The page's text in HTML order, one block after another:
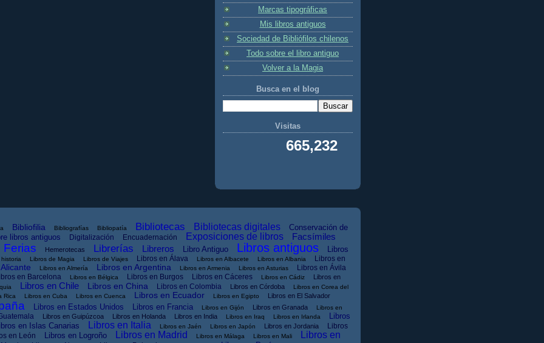
Marcas tipográficas
Mis libros antiguos
Sociedad de Bibliófilos chilenos
Todo sobre el libro antiguo
Volver a la Magia
Busca en el blog
Visitas
665,232
Bibliofilia Bibliografías Bibliopatía Bibliotecas Bibliotecas digitales
Conservación de
libros antiguos Digitalización Encuadernación Exposiciones de libros Facsímiles
Ferias Hemerotecas Librerías Libreros Libro Antiguo Libros antiguos
Libros
Libros de Magia Libros de Viajes Libros en Álava Libros en Albacete Libros en Albania
Libros en
Libros en Almería Libros en Argentina Libros en Armenia Libros en Asturias Libros en Ávila
en Barcelona Libros en Bélgica Libros en Burgos Libros en Cáceres Libros en Cádiz
Libros en
Libros en Chile Libros en China Libros en Colombia Libros en Córdoba
Libros en Corea del
Rica Libros en Cuba Libros en Cuenca Libros en Ecuador Libros en Egipto Libros en El Salvador
Libros en Estados Unidos Libros en Francia Libros en Gijón Libros en Granada
Libros en
Libros en Guipúzcoa Libros en Holanda Libros en India Libros en Iraq Libros en Irlanda
Libros
en Islas Canarias Libros en Italia Libros en Jaén Libros en Japón Libros en Jordania
Libros
en León Libros en Logroño Libros en Madrid Libros en Málaga Libros en Mali
Libros en